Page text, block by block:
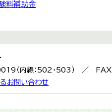
料補助金
（内線：502・503） ／
お問い合わせ